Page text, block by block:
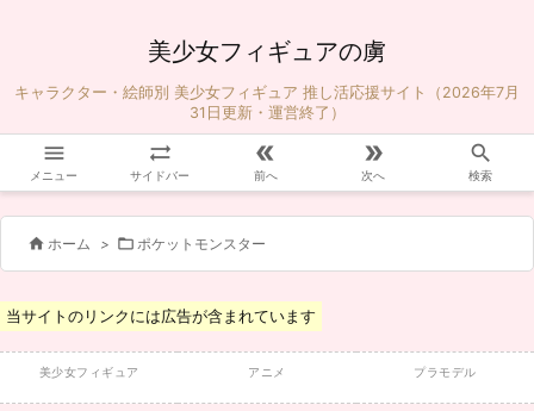
美少女フィギュアの虜
キャラクター・絵師別 美少女フィギュア 推し活応援サイト（2026年7月
31日更新・運営終了）

メニュー

サイドバー

前へ

次へ

検索
 ホーム >  ポケットモンスター
当サイトのリンクには広告が含まれています
美少女フィギュア アニメ プラモデル